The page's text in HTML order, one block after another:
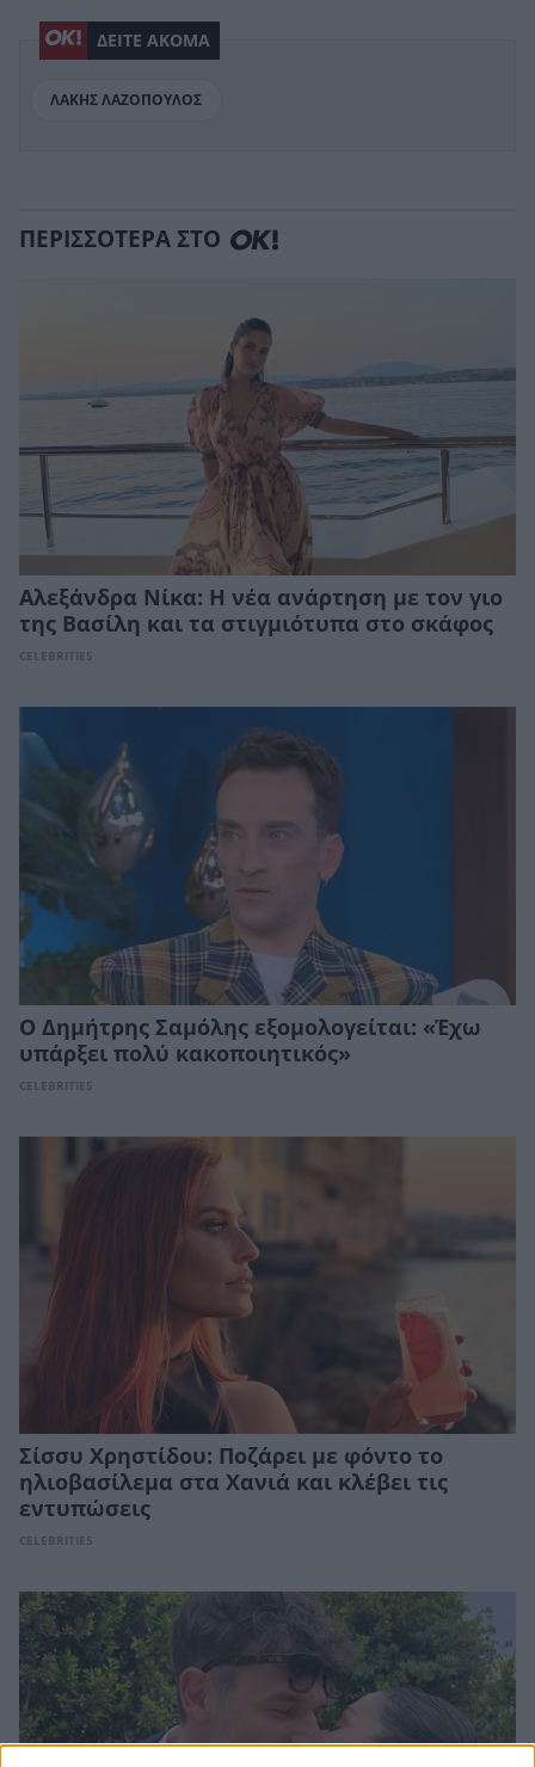
ΔΕΙΤΕ ΑΚΟΜΑ
ΛΑΚΗΣ ΛΑΖΟΠΟΥΛΟΣ
ΠΕΡΙΣΣΟΤΕΡΑ ΣΤΟ
Αλεξάνδρα Νίκα: Η νέα ανάρτηση με τον γιο
της Βασίλη και τα στιγμιότυπα στο σκάφος
CELEBRITIES
Ο Δημήτρης Σαμόλης εξομολογείται: «Έχω
υπάρξει πολύ κακοποιητικός»
CELEBRITIES
Σίσσυ Χρηστίδου: Ποζάρει με φόντο το
ηλιοβασίλεμα στα Χανιά και κλέβει τις
εντυπώσεις
CELEBRITIES